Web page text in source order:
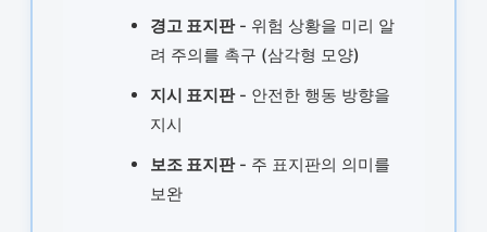
경고 표지판- 위험 상황을 미리 알
려 주의를 촉구 (삼각형 모양)
지시 표지판- 안전한 행동 방향을
지시
보조 표지판- 주 표지판의 의미를
보완